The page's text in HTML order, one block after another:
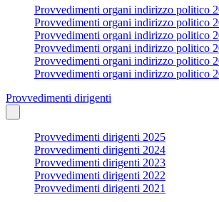
Provvedimenti organi indirizzo politico
Provvedimenti organi indirizzo politico
Provvedimenti organi indirizzo politico
Provvedimenti organi indirizzo politico
Provvedimenti organi indirizzo politico
Provvedimenti organi indirizzo politico
Provvedimenti dirigenti
Provvedimenti dirigenti 2025
Provvedimenti dirigenti 2024
Provvedimenti dirigenti 2023
Provvedimenti dirigenti 2022
Provvedimenti dirigenti 2021